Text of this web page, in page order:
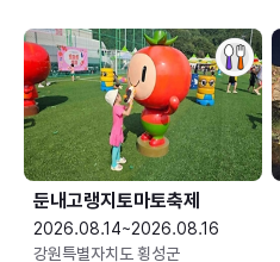
둔내고랭지토마토축제
2026.08.14~2026.08.16
강원특별자치도 횡성군